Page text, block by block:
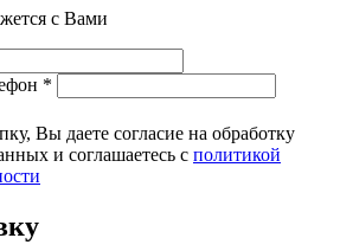
с Вами
*
Вы даете согласие на обработку
и соглашаетесь с политикой